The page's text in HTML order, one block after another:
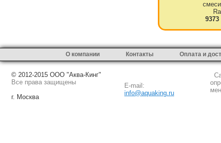
9373
О компании Контакты Оплата и
© 2012-2015 ООО "Аква-Кинг"
Все права защищены
г. Москва
E-mail:
info@aquaking.ru